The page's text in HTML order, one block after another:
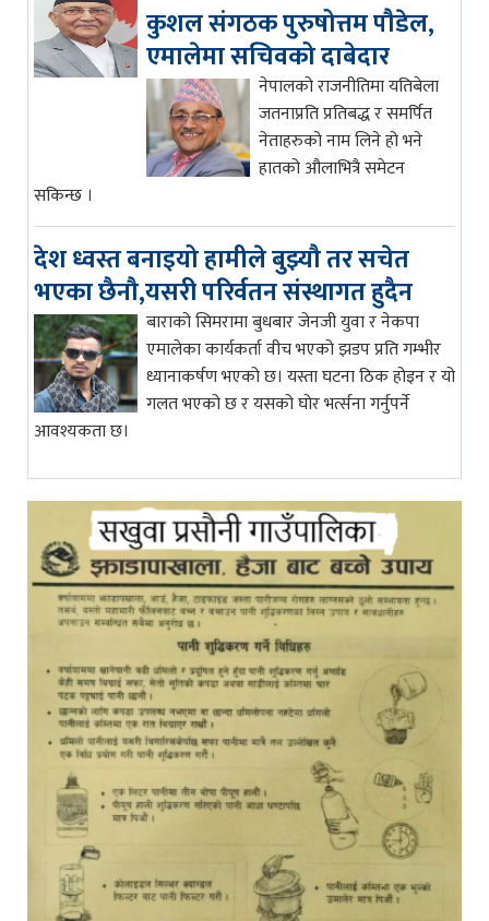
कुशल संगठक पुरुषोत्तम पौडेल,
एमालेमा सचिवको दाबेदार
नेपालको राजनीतिमा यतिबेला
जतनाप्रति प्रतिबद्ध र समर्पित
नेताहरुको नाम लिने हो भने
हातको औलाभित्रै समेटन
सकिन्छ ।
देश ध्वस्त बनाइयो हामीले बुझ्यौ तर सचेत
भएका छैनौ,यसरी परिर्वतन संस्थागत हुदैन
बाराको सिमरामा बुधबार जेनजी युवा र नेकपा
एमालेका कार्यकर्ता वीच भएको झडप प्रति गम्भीर
ध्यानाकर्षण भएको छ। यस्ता घटना ठिक होइन र यो
गलत भएको छ र यसको घोर भर्त्सना गर्नुपर्ने
आवश्यकता छ।